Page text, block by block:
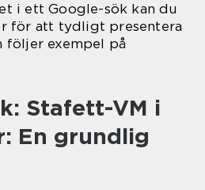
i ett Google-sök kan du
för att tydligt presentera
följer exempel på
Stafett-VM i
En grundlig